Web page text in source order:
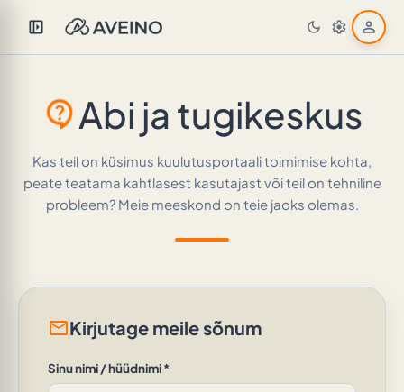
left_panel_open dark_mode settings person
contact_supportAbi ja tugikeskus
Kas teil on küsimus kuulutusportaali toimimise kohta,
peate teatama kahtlasest kasutajast või teil on tehniline
probleem? Meie meeskond on teie jaoks olemas.
mailKirjutage meile sõnum
Sinu nimi / hüüdnimi *